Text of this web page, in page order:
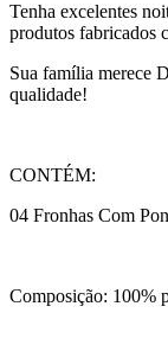
Tenha excelentes
produtos fabricados
Sua família merece
qualidade!
CONTÉM:
04 Fronhas Com
Composição: 100%